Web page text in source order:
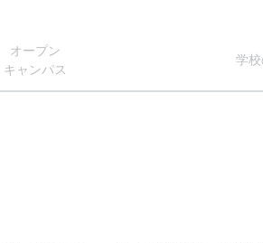
オープン
キャンパス
学校